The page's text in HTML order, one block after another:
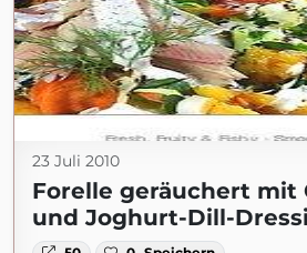
23 Juli 2010
Forelle geräuchert mit
und Joghurt-Dill-